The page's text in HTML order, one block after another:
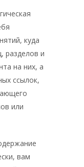
куда
разделов и
на них, а
ссылок,
или
вам